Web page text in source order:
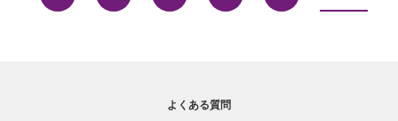
よくある質問